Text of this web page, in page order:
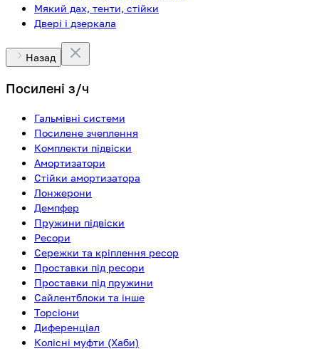
Мякий дах, тенти, стійки
Двері і дзеркала
Назад
Посилені з/ч
Гальмівні системи
Посилене зчеплення
Комплекти підвіски
Амортизатори
Стійки амортизатора
Лонжерони
Демпфер
Пружини підвіски
Ресори
Сережки та кріплення ресор
Проставки під ресори
Проставки під пружини
Сайлентблоки та інше
Торсіони
Диференціал
Колісні муфти (Хаби)